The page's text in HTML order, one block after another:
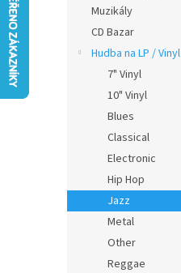
Muzikály
CD Bazar
Hudba na LP / Vinyl
7" Vinyl
10" Vinyl
Blues
Classical
Electronic
Hip Hop
Jazz
Metal
Other
Reggae